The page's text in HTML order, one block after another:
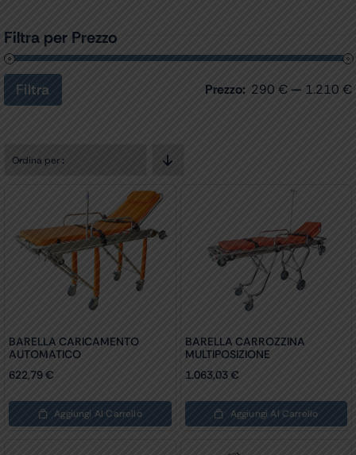
Filtra per Prezzo
Prezzo
Min
Prezzo
Max
Filtra Prezzo: 290 € — 1.210 €
Ordina per:
BARELLA CARICAMENTO
AUTOMATICO
622,79€
Aggiungi Al Carrello
BARELLA CARROZZINA
MULTIPOSIZIONE
1.063,03€
Aggiungi Al Carrello